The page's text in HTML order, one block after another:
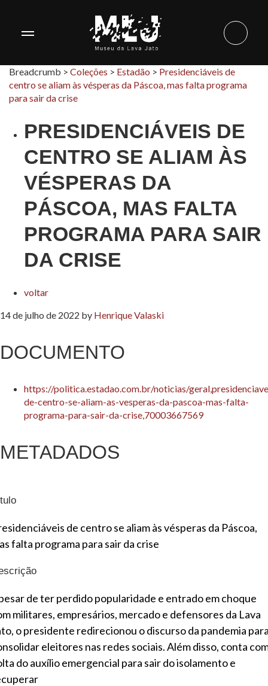
Breadcrumb > Coleções > Estadão > Presidenciáveis de
centro se aliam às vésperas da Páscoa, mas falta programa
para sair da crise
PRESIDENCIÁVEIS DE
CENTRO SE ALIAM ÀS
VÉSPERAS DA
PÁSCOA, MAS FALTA
PROGRAMA PARA SAIR
DA CRISE
voltar
14 de julho de 2022 by Henrique Valaski
DOCUMENTO
https://politica.estadao.com.br/noticias/
de-centro-se-aliam-as-vesperas-da-pascoa-mas-falta-
programa-para-sair-da-crise,70003667569
METADADOS
de centro se aliam às vésperas da Páscoa,
falta programa para sair da crise
de ter perdido popularidade e entrado em choque
militares, empresários, mercado e defensores da Lava
o presidente redirecionou o discurso da pandemia
eleitores nas redes sociais. Além disso, conta
do auxílio emergencial para sair do isolamento e